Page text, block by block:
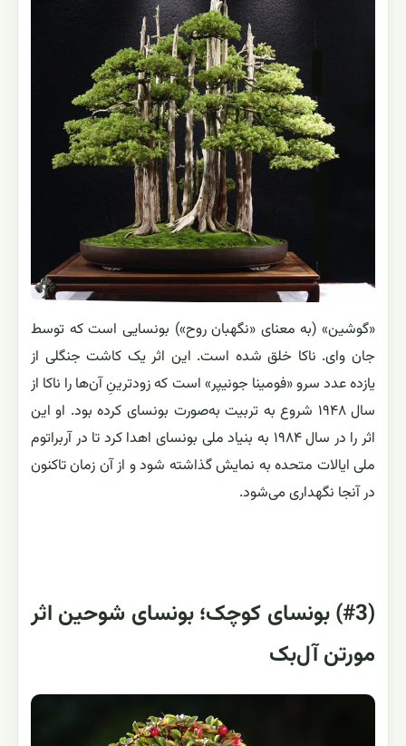
«گوشین» (به معنای «نگهبان روح») بونسایی است که توسط
جان وای. ناکا خلق شده است. این اثر یک کاشت جنگلی از
یازده عدد سرو «فومینا جونیپر» است که زودترینِ آن‌ها را ناکا از
سال ۱۹۴۸ شروع به تربیت به‌صورت بونسای کرده بود. او این
اثر را در سال ۱۹۸۴ به بنیاد ملی بونسای اهدا کرد تا در آربراتوم
ملی ایالات متحده به نمایش گذاشته شود و از آن زمان تاکنون
در آنجا نگهداری می‌شود.
(#3) بونسای کوچک؛ بونسای شوحین اثر
مورتن آل‌بک